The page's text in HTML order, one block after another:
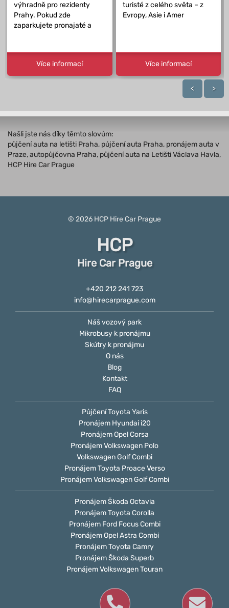
výhradně pro rezidenty
Prahy. Pokud zde
zaparkujete pronajaté a
Více informací
turisté z celého světa – z
Evropy, Asie i Amer
Více informací
< >
Našli jste nás díky těmto slovům:
půjčení auta na letišti Praha, půjčení auta Praha, pronájem auta v
Praze, autopůjčovna Praha, půjčení auta na Letišti Václava Havla,
HCP Hire Car Prague
© 2026 HCP Hire Car Prague
HCP
Hire Car Prague
+420 212 241 723
info@hirecarprague.com
Náš vozový park
Mikrobusy k pronájmu
Skútry k pronájmu
O nás
Blog
Kontakt
FAQ
Půjčení Toyota Yaris
Pronájem Hyundai i20
Pronájem Opel Corsa
Pronájem Volkswagen Polo
Volkswagen Golf Combi
Pronájem Toyota Proace Verso
Pronájem Volkswagen Golf Combi
Pronájem Škoda Octavia
Pronájem Toyota Corolla
Pronájem Ford Focus Combi
Pronájem Opel Astra Combi
Pronájem Toyota Camry
Pronájem Škoda Superb
Pronájem Volkswagen Touran